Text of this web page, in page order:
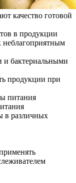
качество готовой
в продукции
неблагоприятным
бактериальными
продукции при
питания
в различных